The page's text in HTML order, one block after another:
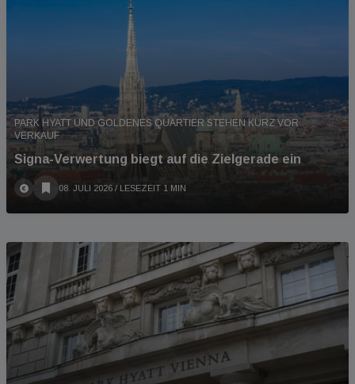
PARK HYATT UND GOLDENES QUARTIER STEHEN KURZ VOR
VERKAUF
Signa-Verwertung biegt auf die Zielgerade ein
08. JULI 2026 / LESEZEIT 1 MIN